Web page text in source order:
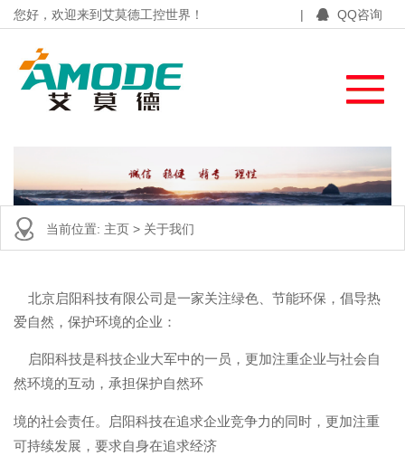
您好，欢迎来到艾莫德工控世界！ | QQ咨询
当前位置: 主页 > 关于我们
北京启阳科技有限公司是一家关注绿色、节能环保，倡导热
爱自然，保护环境的企业：
启阳科技是科技企业大军中的一员，更加注重企业与社会自
然环境的互动，承担保护自然环
境的社会责任。启阳科技在追求企业竞争力的同时，更加注重
可持续发展，要求自身在追求经济